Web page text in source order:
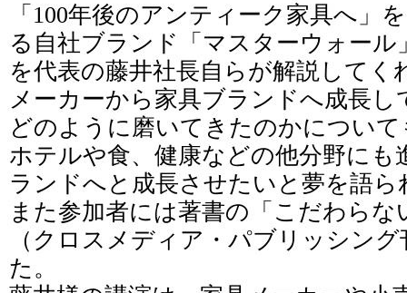
「100年後のアンティーク家具へ」
る自社ブランド「マスターウォール
を代表の藤井社長自らが解説してく
メーカーから家具ブランドへ成長
どのように磨いてきたのかについ
ホテルや食、健康などの他分野にも
ランドへと成長させたいと夢を語ら
また参加者には著書の「こだわら
（クロスメディア・パブリッシン
た。